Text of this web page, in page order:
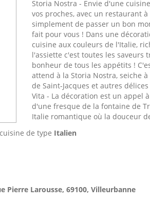
Storia Nostra - Envie d'une
vos proches, avec un restaurant
simplement de passer un bon
fait pour vous ! Dans une
cuisine aux couleurs de l'Italie,
l'assiette c'est toutes les saveurs
bonheur de tous les appétits !
attend à la Storia Nostra, seiche
de Saint-Jacques et autres
Vita - La décoration est un appel
d'une fresque de la fontaine de
Italie romantique où la douceur
de type Italien
Pierre Larousse, 69100, Villeurbanne